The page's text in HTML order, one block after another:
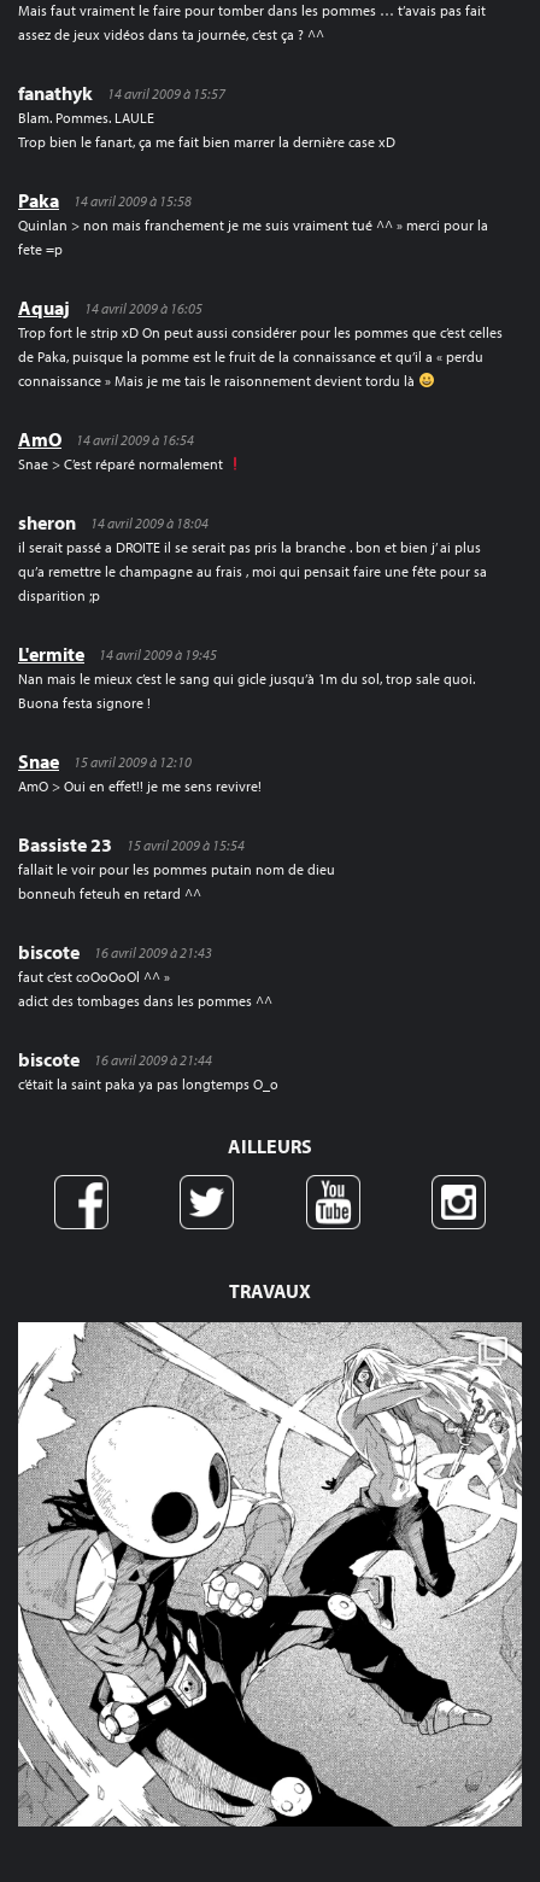
TRAVAUX
Mais faut vraiment le faire pour tomber dans les pommes … t’avais pas fait
assez de jeux vidéos dans ta journée, c’est ça ? ^^
fanathyk
14 avril 2009 à 15:57
Blam. Pommes. LAULE
Trop bien le fanart, ça me fait bien marrer la dernière case xD
Paka
14 avril 2009 à 15:58
Quinlan > non mais franchement je me suis vraiment tué ^^ » merci pour la
fete =p
Aquaj
14 avril 2009 à 16:05
Trop fort le strip xD On peut aussi considérer pour les pommes que c’est celles
de Paka, puisque la pomme est le fruit de la connaissance et qu’il a « perdu
connaissance » Mais je me tais le raisonnement devient tordu là
AmO
14 avril 2009 à 16:54
Snae > C’est réparé normalement
sheron
14 avril 2009 à 18:04
il serait passé a DROITE il se serait pas pris la branche . bon et bien j’ ai plus
qu’a remettre le champagne au frais , moi qui pensait faire une fête pour sa
disparition ;p
L'ermite
14 avril 2009 à 19:45
Nan mais le mieux c’est le sang qui gicle jusqu’à 1m du sol, trop sale quoi.
Buona festa signore !
Snae
15 avril 2009 à 12:10
AmO > Oui en effet!! je me sens revivre!
Bassiste 23
15 avril 2009 à 15:54
fallait le voir pour les pommes putain nom de dieu
bonneuh feteuh en retard ^^
biscote
16 avril 2009 à 21:43
faut c’est coOoOoOl ^^ »
adict des tombages dans les pommes ^^
biscote
16 avril 2009 à 21:44
c’était la saint paka ya pas longtemps O_o
AILLEURS